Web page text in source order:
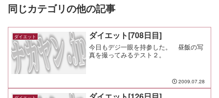
同じカテゴリの他の記事
ダイエット ダイエット[708日目]
今日もデジ一眼を持参した。 昼飯の写
真を撮ってみるテスト２。
2009.07.28